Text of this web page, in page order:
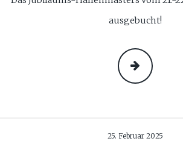
ausgebucht!
25. Februar 2025